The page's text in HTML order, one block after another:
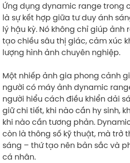
Ứng dụng dynamic range trong
là sự kết hợp giữa tư duy ánh
lý hậu kỳ. Nó không chỉ giúp ảnh
tạo chiều sâu thị giác, cảm xúc
lượng hình ảnh chuyên nghiệp.
Một nhiếp ảnh gia phong cảnh
người có máy ảnh dynamic
người hiểu cách điều khiển dải
giữ chi tiết, khi nào cần hy sinh,
khi nào cần tương phản.
còn là thông số kỹ thuật, mà trở
sáng – thứ tạo nên bản sắc và
cá nhân.